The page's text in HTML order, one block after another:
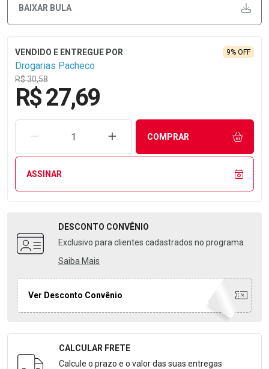
BAIXAR BULA
Drogarias Pacheco
R$ 30,58
9% OFF
R$ 27,69
REMOVER UMA UNIDADEAUMENTAR UMA UNIDADE
COMPRAR
ASSINAR
DESCONTO CONVÊNIO
Exclusivo para clientes cadastrados no programa
Saiba Mais
Ver Desconto Convênio
Formulário para Calcular o Frete
CALCULAR FRETE
Calcule o prazo e o valor das suas entregas